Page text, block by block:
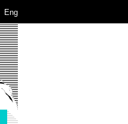
Eng